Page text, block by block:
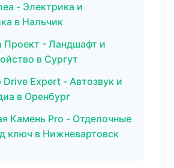
- Электрика и
в Нальчик
Проект - Ландшафт и
в Сургут
Drive Expert - Автозвук и
в Оренбург
Камень Pro - Отделочные
ключ в Нижневартовск